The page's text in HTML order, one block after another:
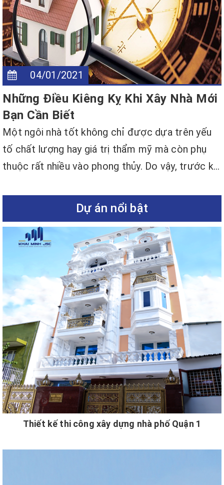
04/01/2021
Những Điều Kiêng Kỵ Khi Xây Nhà Mới
Bạn Cần Biết
Một ngôi nhà tốt không chỉ được dựa trên yếu
tố chất lượng hay giá trị thẩm mỹ mà còn phụ
thuộc rất nhiều vào phong thủy. Do vậy, trước k...
Dự án nổi bật
Thiết kế thi công xây dựng nhà phố Quận 1